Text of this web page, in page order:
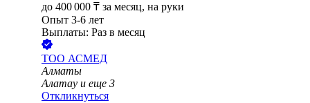
до 400 000 ₸ за месяц, на руки
Опыт 3-6 лет
Выплаты: Раз в месяц
ТОО АСМЕД
Алматы
Алатау и еще 3
Откликнуться